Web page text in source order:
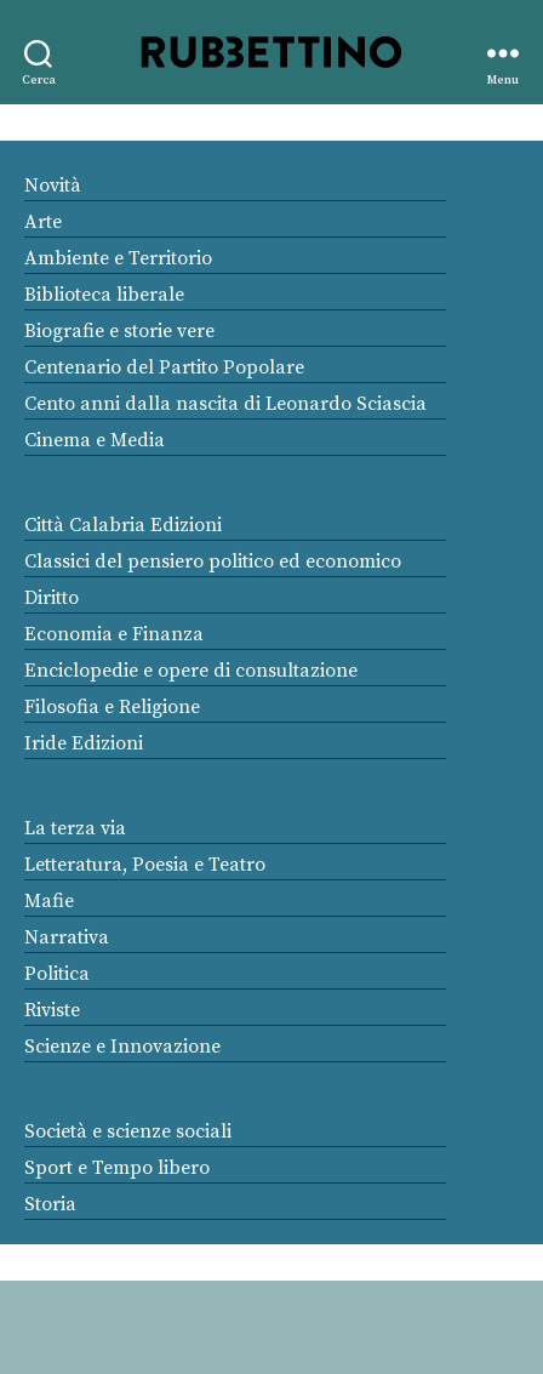
Cerca
editore
Menu
Novità
Arte
Ambiente e Territorio
Biblioteca liberale
Biografie e storie vere
Centenario del Partito Popolare
Cento anni dalla nascita di Leonardo Sciascia
Cinema e Media
Città Calabria Edizioni
Classici del pensiero politico ed economico
Diritto
Economia e Finanza
Enciclopedie e opere di consultazione
Filosofia e Religione
Iride Edizioni
La terza via
Letteratura, Poesia e Teatro
Mafie
Narrativa
Politica
Riviste
Scienze e Innovazione
Società e scienze sociali
Sport e Tempo libero
Storia